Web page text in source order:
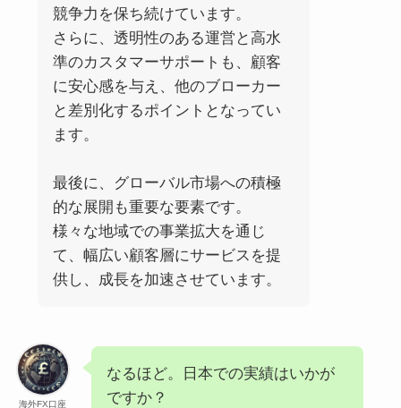
競争力を保ち続けています。
さらに、透明性のある運営と高水
準のカスタマーサポートも、顧客
に安心感を与え、他のブローカー
と差別化するポイントとなってい
ます。
最後に、グローバル市場への積極
的な展開も重要な要素です。
様々な地域での事業拡大を通じ
て、幅広い顧客層にサービスを提
供し、成長を加速させています。
海外FX口座
なるほど。日本での実績はいかが
ですか？